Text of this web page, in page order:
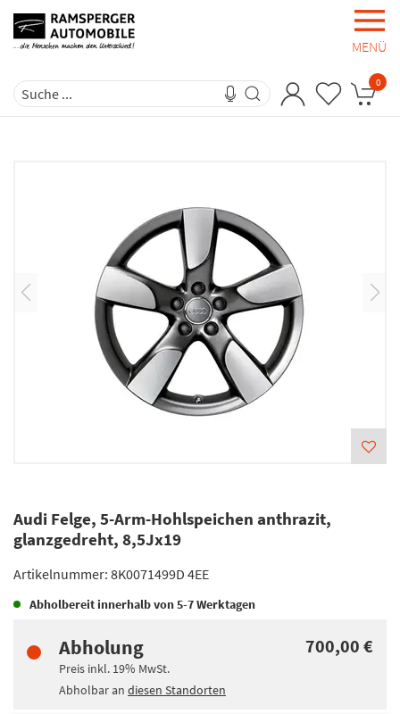
MENÜ
0
Audi Felge, 5-Arm-Hohlspeichen anthrazit,
glanzgedreht, 8,5Jx19
Artikelnummer: 8K0071499D 4EE
Abholbereit innerhalb von5-7 Werktagen
Abholung
Preis inkl. 19% MwSt.
Abholbar an diesen Standorten
700,00 €